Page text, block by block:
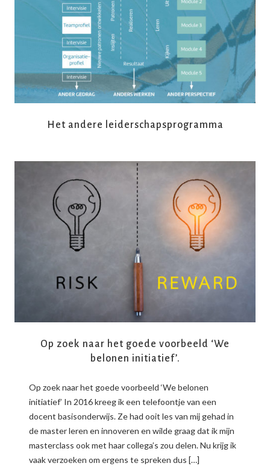
READ MORE
Het andere leiderschapsprogramma
READ MORE
Op zoek naar het goede voorbeeld ‘We
belonen initiatief’.
Op zoek naar het goede voorbeeld ‘We belonen
initiatief’ In 2016 kreeg ik een telefoontje van een
docent basisonderwijs. Ze had ooit les van mij gehad in
de master leren en innoveren en wilde graag dat ik mijn
masterclass ook met haar collega’s zou delen. Nu krijg ik
vaak verzoeken om ergens te spreken dus […]